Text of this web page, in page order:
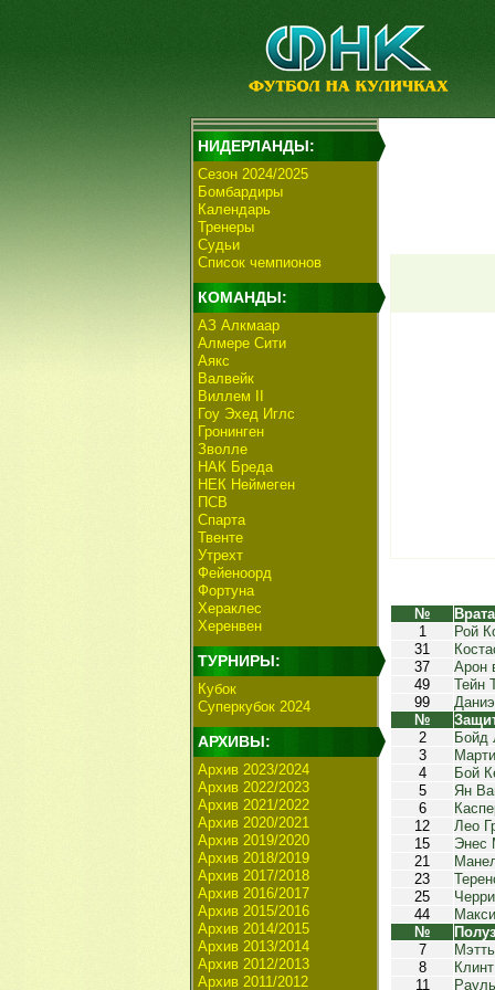
НИДЕРЛАНДЫ:
Сезон 2024/2025
Бомбардиры
Календарь
Тренеры
Судьи
Список чемпионов
КОМАНДЫ:
АЗ Алкмаар
Алмере Сити
Аякс
Валвейк
Виллем II
Гоу Эхед Иглс
Гронинген
Зволле
НАК Бреда
НЕК Неймеген
ПСВ
Спарта
Твенте
Утрехт
Фейеноорд
Фортуна
Хераклес
Херенвен
ТУРНИРЫ:
Кубок
Суперкубок 2024
АРХИВЫ:
Архив 2023/2024
Архив 2022/2023
Архив 2021/2022
Архив 2020/2021
Архив 2019/2020
Архив 2018/2019
Архив 2017/2018
Архив 2016/2017
Архив 2015/2016
Архив 2014/2015
Архив 2013/2014
Архив 2012/2013
Архив 2011/2012
№
1
Рой
31
37
Арон
49
Тейн
99
№
2
Бойд
3
4
Бой
5
Ян
6
12
Лео
15
Энес
21
23
25
44
№
7
8
11